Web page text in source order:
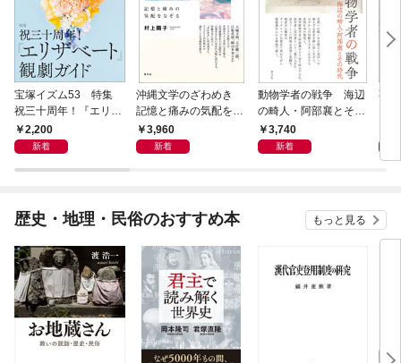
宝塚イズム53 特集
祝三十周年！『エリザ
ベート』観劇ガイド
2,200
新着
沖縄文学のざわめき
記憶と痛みの気配をな
ぞる3,960
新着
動物学者の戦争 海辺
の畸人・阿部襄とその
時代3,740
新着
事
歴史・地理・民俗のおすすめ本 もっと見る